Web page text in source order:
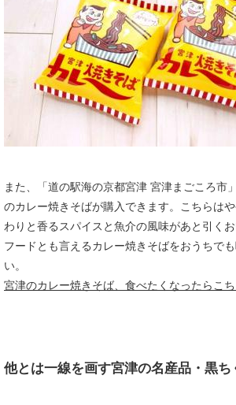
また、「道の駅海の京都宮津 宮津まごころ市
のカレー焼きそばが購入できます。こちらは
わりと香るスパイスと魚介の風味があと引く
フードとも言えるカレー焼きそばをおうちで
い。
宮津のカレー焼きそば、食べたくなったらこ
他とは一線を画す宮津の名産品・黒ち